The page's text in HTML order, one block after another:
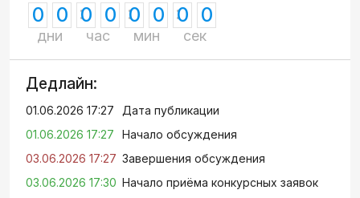
0 0
дни
0 0
час
0 0
мин
0 0
сек
Дедлайн:
01.06.2026 17:27
Дата публикации
01.06.2026 17:27
Начало обсуждения
03.06.2026 17:27 Завершения обсуждения
03.06.2026 17:30 Начало приёма конкурсных заявок